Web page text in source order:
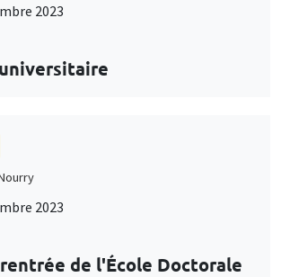
2023
2023
de l'École Doctorale